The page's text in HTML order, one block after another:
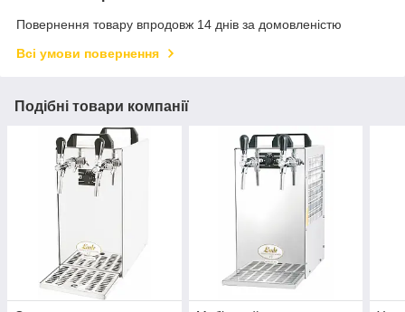
Повернення товару впродовж 14 днів за домовленістю
Всі умови повернення
Подібні товари компанії